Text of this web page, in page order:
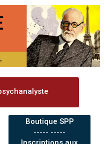
Boutique SPP
----- -----